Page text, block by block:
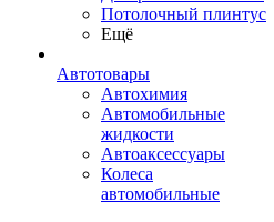
Потолочный плинтус
Ещё
Автотовары
Автохимия
Автомобильные
жидкости
Автоаксессуары
Колеса
автомобильные